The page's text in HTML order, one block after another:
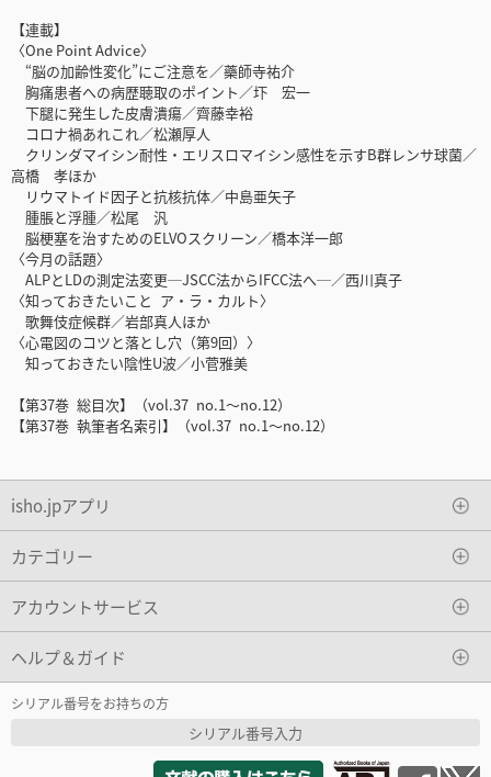
【連載】
〈One Point Advice〉
“脳の加齢性変化”にご注意を／藥師寺祐介
胸痛患者への病歴聴取のポイント／圷 宏一
下腿に発生した皮膚潰瘍／齊藤幸裕
コロナ禍あれこれ／松瀬厚人
クリンダマイシン耐性・エリスロマイシン感性を示すB群レンサ球菌／
高橋 孝ほか
リウマトイド因子と抗核抗体／中島亜矢子
腫脹と浮腫／松尾 汎
脳梗塞を治すためのELVOスクリーン／橋本洋一郎
〈今月の話題〉
ALPとLDの測定法変更─JSCC法からIFCC法へ─／西川真子
〈知っておきたいこと ア・ラ・カルト〉
歌舞伎症候群／岩部真人ほか
〈心電図のコツと落とし穴（第9回）〉
知っておきたい陰性U波／小菅雅美
【第37巻 総目次】（vol.37 no.1〜no.12）
【第37巻 執筆者名索引】（vol.37 no.1〜no.12）
isho.jpアプリ
カテゴリー
アカウントサービス
ヘルプ＆ガイド
シリアル番号をお持ちの方
シリアル番号入力